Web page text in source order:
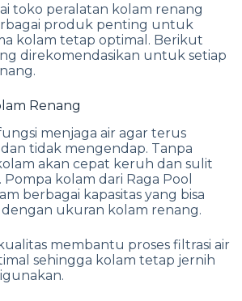
toko peralatan kolam renang
produk penting untuk
kolam tetap optimal. Berikut
direkomendasikan untuk setiap
Renang
menjaga air agar terus
tidak mengendap. Tanpa
akan cepat keruh dan sulit
kolam dari Raga Pool
berbagai kapasitas yang bisa
dengan ukuran kolam renang.
membantu proses filtrasi air
sehingga kolam tetap jernih